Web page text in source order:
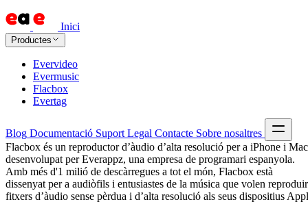
Inici
Productes
Evervideo
Evermusic
Flacbox
Evertag
Blog Documentació Suport Legal Contacte Sobre nosaltres
Flacbox és un reproductor d’àudio d’alta resolució per a iPhone i Mac
desenvolupat per Everappz, una empresa de programari espanyola.
Amb més d'1 milió de descàrregues a tot el món, Flacbox està
dissenyat per a audiòfils i entusiastes de la música que volen reproduir
fitxers d’àudio sense pèrdua i d’alta resolució als seus dispositius